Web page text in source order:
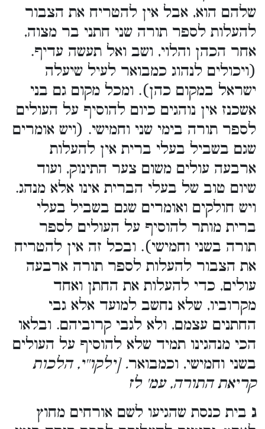
שלהם הוא, אבל אין להטריח את הצבור
להעלות לספר תורה שני חתני בר מצוה,
אחר הכהן והלוי, ושב ואל תעשה עדיף.
(ויכולים לנהוג כמבואר לעיל שיעלה
ישראל במקום כהן). ומכל מקום גם בני
אשכנז אין נוהגים כיום להוסיף על העולים
לספר תורה בימי שני וחמישי. (ויש אומרים
שגם בשביל בעלי ברית אין להעלות
ארבעה עולים משום צער התינוק, ועוד
שיום טוב של בעלי הברית אינו אלא מנהג.
ויש חולקים ואומרים שגם בשביל בעלי
ברית מותר להוסיף על העולים לספר
תורה בשני וחמישי). ובכל זה אין להטריח
את הצבור להעלות לספר תורה ארבעה
עולים, כדי להעלות את החתן ואחד
מקרוביו, שלא נחשב למועד אלא גבי
החתנים עצמם, ולא לגבי קרוביהם. ובלאו
הכי מנהגינו תמיד שלא להוסיף על העולים
בשני וחמישי, וכמבואר. [ילקו''י, הלכות
קריאת התורה, עמ' לז
ג בית כנסת שהגיעו לשם אורחים מחוץ